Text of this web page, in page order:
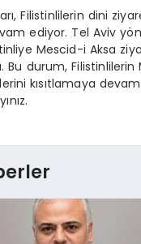
Filistinlilerin dini
ediyor. Tel Aviv
Mescid-i Aksa
Bu durum,
kısıtlamaya